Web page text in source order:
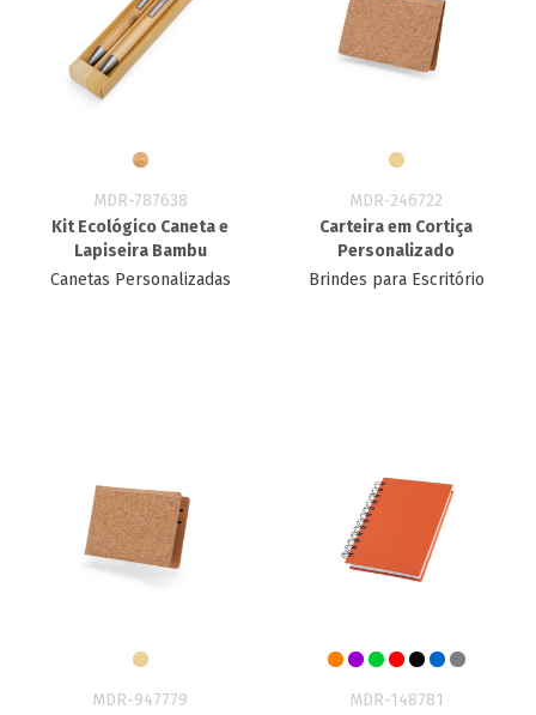
MDR-787638
Kit Ecológico Caneta e
Lapiseira Bambu
Canetas Personalizadas
MDR-246722
Carteira em Cortiça
Personalizado
Brindes para Escritório
MDR-947779
MDR-148781